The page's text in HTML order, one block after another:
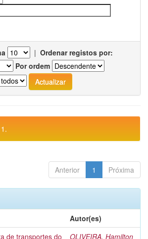
| Ordenar registos por:
Por ordem
Anterior 1 Próxima
Autor(es)
de transportes do
OLIVEIRA, Hamilton